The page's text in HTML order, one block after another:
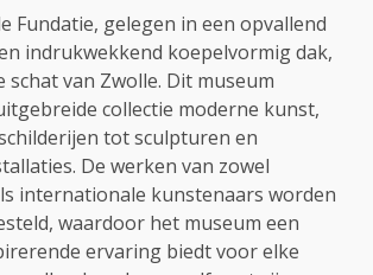
Fundatie, gelegen in een opvallend
indrukwekkend koepelvormig dak,
schat van Zwolle. Dit museum
collectie moderne kunst,
tot sculpturen en
De werken van zowel
internationale kunstenaars worden
waardoor het museum een
ervaring biedt voor elke